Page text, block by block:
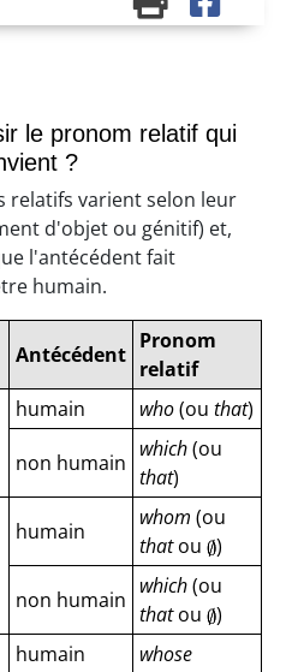
le pronom relatif qui
?
relatifs varient selon leur
d'objet ou génitif) et,
l'antécédent fait
humain.
Antécédent
Pronom
relatif
humain who(ou that)
non humain
which(ou
that)
humain
whom (ou
thatou )
non humain
which(ou
thatou )
humain whose